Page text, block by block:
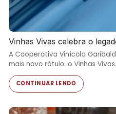
Vinhas Vivas celebra o
A Cooperativa Vinícola
mais novo rótulo: o Vinhas
CONTINUAR LENDO